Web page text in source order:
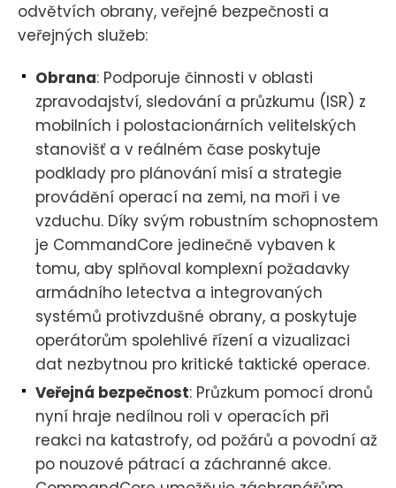
odvětvích obrany, veřejné bezpečnosti a
veřejných služeb:
Obrana: Podporuje činnosti v oblasti
zpravodajství, sledování a průzkumu (ISR) z
mobilních i polostacionárních velitelských
stanovišť a v reálném čase poskytuje
podklady pro plánování misí a strategie
provádění operací na zemi, na moři i ve
vzduchu. Díky svým robustním schopnostem
je CommandCore jedinečně vybaven k
tomu, aby splňoval komplexní požadavky
armádního letectva a integrovaných
systémů protivzdušné obrany, a poskytuje
operátorům spolehlivé řízení a vizualizaci
dat nezbytnou pro kritické taktické operace.
Veřejná bezpečnost: Průzkum pomocí dronů
nyní hraje nedílnou roli v operacích při
reakci na katastrofy, od požárů a povodní až
po nouzové pátrací a záchranné akce.